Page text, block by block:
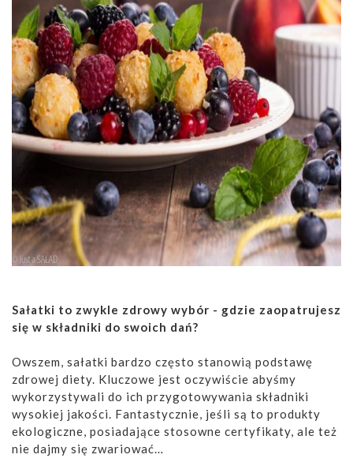
Sałatki to zwykle zdrowy wybór - gdzie zaopatrujesz
się w składniki do swoich dań?
Owszem, sałatki bardzo często stanowią podstawę
zdrowej diety. Kluczowe jest oczywiście abyśmy
wykorzystywali do ich przygotowywania składniki
wysokiej jakości. Fantastycznie, jeśli są to produkty
ekologiczne, posiadające stosowne certyfikaty, ale też
nie dajmy się zwariować…